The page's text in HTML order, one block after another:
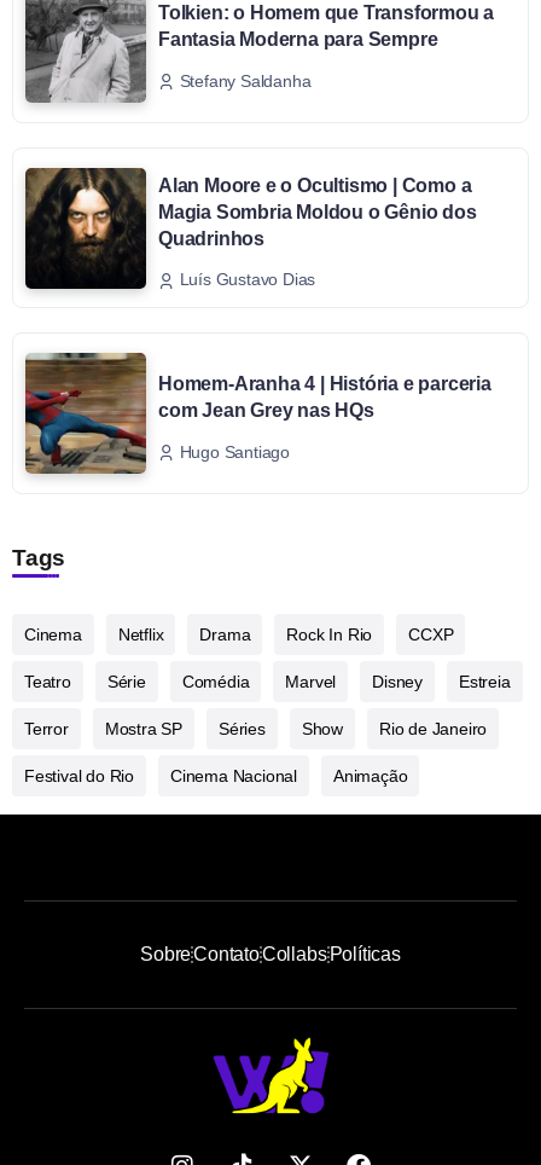
Tolkien: o Homem que Transformou a
Fantasia Moderna para Sempre
Stefany Saldanha
Alan Moore e o Ocultismo | Como a
Magia Sombria Moldou o Gênio dos
Quadrinhos
Luís Gustavo Dias
Homem-Aranha 4 | História e parceria
com Jean Grey nas HQs
Hugo Santiago
Tags
Cinema Netflix Drama Rock In Rio CCXP
Teatro Série Comédia Marvel Disney Estreia
Terror Mostra SP Séries Show Rio de Janeiro
Festival do Rio Cinema Nacional Animação
SobreContatoCollabsPolíticas